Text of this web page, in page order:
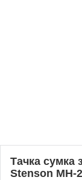
Тачка сумка
Stenson MH-